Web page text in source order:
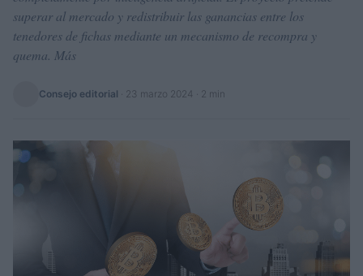
superar al mercado y redistribuir las ganancias entre los
tenedores de fichas mediante un mecanismo de recompra y
quema. Más
Consejo editorial 23 marzo 2024 · 2 min